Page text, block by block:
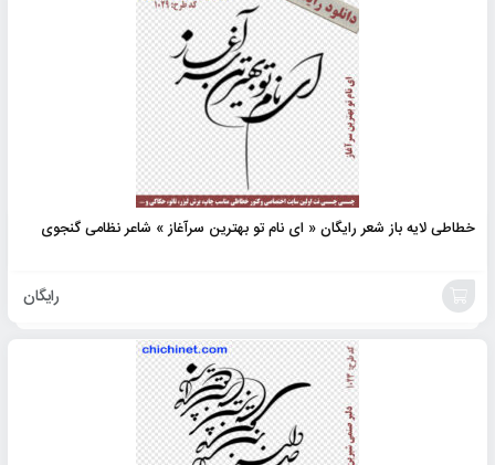
خطاطی لایه باز شعر رایگان « ای نام تو بهترین سرآغاز » شاعر نظامی گنجوی
رایگان